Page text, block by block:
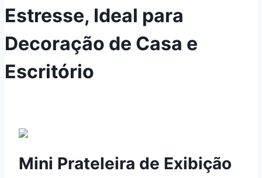
Estresse, Ideal para
Decoração de Casa e
Escritório
Mini Prateleira de Exibição